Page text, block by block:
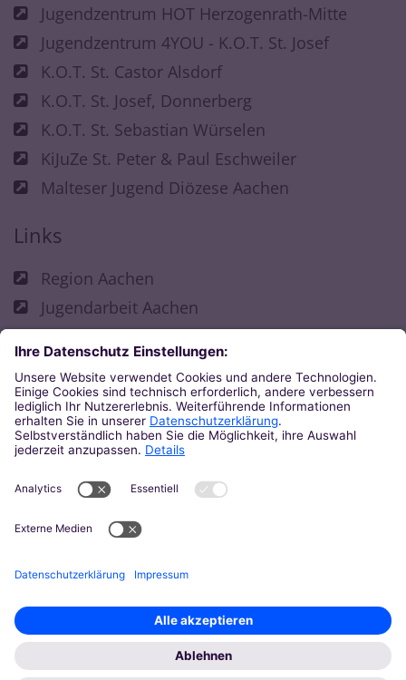
Jugendzentrum HOT Herzogenrath-Mitte
Jugendzentrum 4YOU - K.O.T. St. Josef
K.O.T. St. Castor Alsdorf
K.O.T. St. Josef, Donnerberg
K.O.T. St. Sebastian Würselen
KiJuZe St. Peter & Paul Eschweiler
Malteser Jugend Diözese Aachen
Links
Region Aachen
Jugendarbeit Aachen
Fachbereich Kirchliche Jugendarbeit
© 2025 Bistum Aachen Impressum